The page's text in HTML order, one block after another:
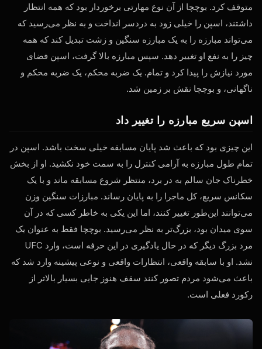
متوقف کرد. بوچچا از آن نوع مهارتی برخوردار بود که همه انتظار
داشتند، اسپن را خیلی زود به دردسر انداخت و به نظر می‌رسید که
می‌تواند مبارزه را به یک مبارزه سنگین و زشت تبدیل کند که همه
چیز را به نفع او تغییر دهد. سپس مبارزه بالا گرفت، اسپن فضای
مورد نیازش را پیدا کرد و تمام. یک ضربه محکم، یک ضربه محکم و
ناگهانی، و بوچچا نقش بر زمین شد.
اسپن سریع مبارزه را تغییر داد
این چیزی بود که باعث شد پایان مسابقه خیلی سخت باشد. اسپن در
تمام طول مبارزه به آرامی کنترل را به سمت خود نکشید. او از بخش
خطرناک جان سالم به در برد، منتظر شروع مسابقه ماند و با یک
سکانس سریع، کل ماجرا را به پایان رساند. مبارزات سنگین وزن
می‌توانند این‌طور تغییر کنند، اما این یکی به خاطر کسی که در آن
سوی میدان بود، بزرگ‌تر به نظر می‌رسید. بوچچا فقط به عنوان یک
مرد بزرگ دیگر که در حال یادگیری در این حرفه است، وارد UFC
نشد. او با سابقه واقعی، انتظارات واقعی و نوعی پیشینه وارد شد که
باعث می‌شود مردم تصور کنند سقف هنوز جایی بسیار بالاتر از
رکورد فعلی است.